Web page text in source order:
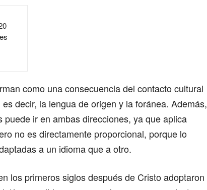
como una consecuencia del contacto cultural
decir, la lengua de origen y la foránea. Además,
ir en ambas direcciones, ya que aplica
no es directamente proporcional, porque lo
a un idioma que a otro.
los primeros siglos después de Cristo adoptaron